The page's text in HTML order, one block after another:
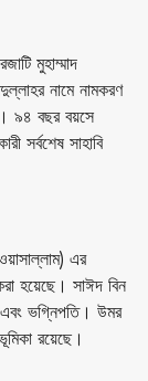
মুহাম্মাদ
নামে নামকরণ
৯৪ বছর বয়সে
সর্বশেষ সাহাবি
এর
হয়েছে। সাঈদ বিন
এবং ভগ্নিপতি। উমর
রয়েছে।